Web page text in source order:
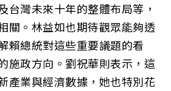
台灣未來十年的整體布局等，
關。林益如也期待觀眾能夠透
賴總統對這些重要議題的看
施政方向。劉祝華則表示，這
產業與經濟數據，她也特別花